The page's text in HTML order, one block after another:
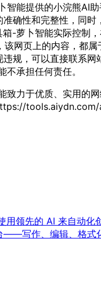
智能提供的小浣熊AI助
确性和完整性，同时
箱-萝卜智能实际控制
该网页上的内容，都
规，可以直接联系网
不承担任何责任。
致力于优质、实用的
用领先的 AI 来自动化
——写作、编辑、格式